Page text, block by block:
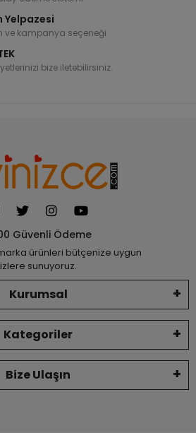
Yelpazesi
ve kampanya seçeneği
bize iletebilirsiniz.
Güvenli Ödeme
ürünleri bütçenize uygun
sunuyoruz.
Kurumsal
Kategoriler
Bize Ulaşın